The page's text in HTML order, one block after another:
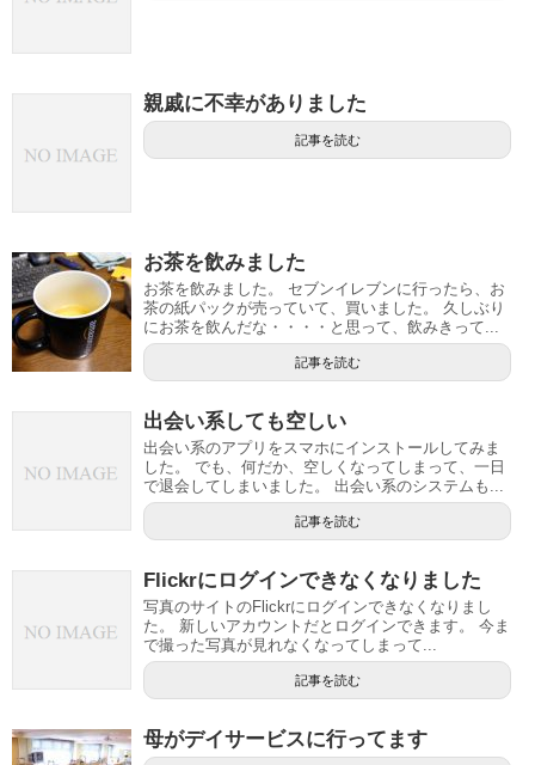
親戚に不幸がありました
記事を読む
お茶を飲みました
お茶を飲みました。 セブンイレブンに行ったら、お
茶の紙パックが売っていて、買いました。 久しぶり
にお茶を飲んだな・・・・と思って、飲みきって...
記事を読む
出会い系しても空しい
出会い系のアプリをスマホにインストールしてみま
した。 でも、何だか、空しくなってしまって、一日
で退会してしまいました。 出会い系のシステムも...
記事を読む
Flickrにログインできなくなりました
写真のサイトのFlickrにログインできなくなりまし
た。 新しいアカウントだとログインできます。 今ま
で撮った写真が見れなくなってしまって...
記事を読む
母がデイサービスに行ってます